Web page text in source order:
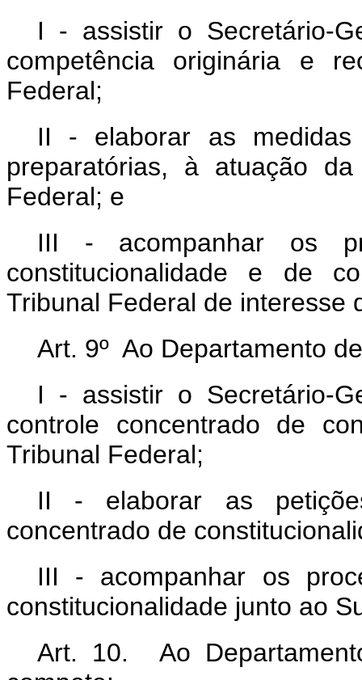
I - assistir o Secretário-
competência originária e
Federal;
II - elaborar as medidas
preparatórias, à atuação
Federal; e
III - acompanhar os
constitucionalidade e de
Tribunal Federal de interesse
Art. 9º Ao Departamento
I - assistir o Secretário-
controle concentrado de
Tribunal Federal;
II - elaborar as
concentrado de
III - acompanhar os
constitucionalidade junto ao
Art. 10. Ao